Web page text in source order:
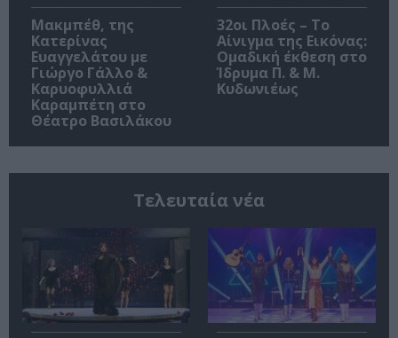
Μακμπέθ, της
Κατερίνας
Ευαγγελάτου με
Γιώργο Γάλλο &
Καρυοφυλλιά
Καραμπέτη στο
Θέατρο Βασιλάκου
32οι Πλοές – Το
Αίνιγμα της Εικόνας:
Ομαδική έκθεση στο
Ίδρυμα Π. & Μ.
Κυδωνιέως
Τελευταία νέα